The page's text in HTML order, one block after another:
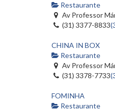
Restaurante
Av Professor
(31) 3377-8833
CHINA IN BOX
Restaurante
Av Professor
(31) 3378-7733
FOMINHA
Restaurante